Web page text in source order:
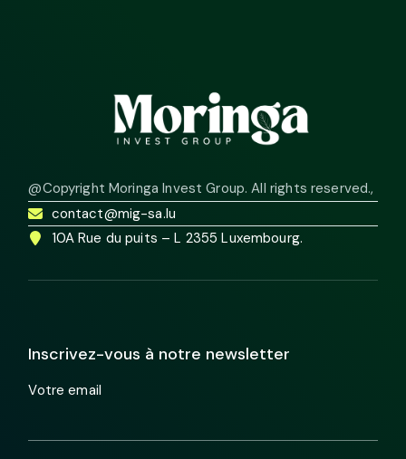
@Copyright Moringa Invest Group. All rights reserved.,
contact@mig-sa.lu
10A Rue du puits – L 2355 Luxembourg.
Inscrivez-vous à notre newsletter
Votre email